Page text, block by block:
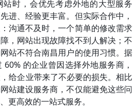
时，会优先考虑外地的大型服务
进、经验更丰富。但实际合作中，
沟通不及时，一个简单的修改需求
，网站出现故障找不到人解决；不
站不符合南昌用户的使用习惯。据
的企业曾因选择外地服务商，
给企业带来了不必要的损失。相比
站建设服务商，不仅能避免这些问
更高效的一站式服务。